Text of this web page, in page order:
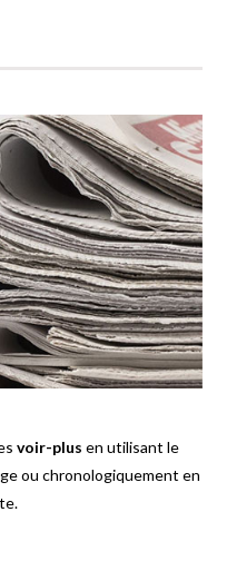
voir-plus en utilisant le
ou chronologiquement en